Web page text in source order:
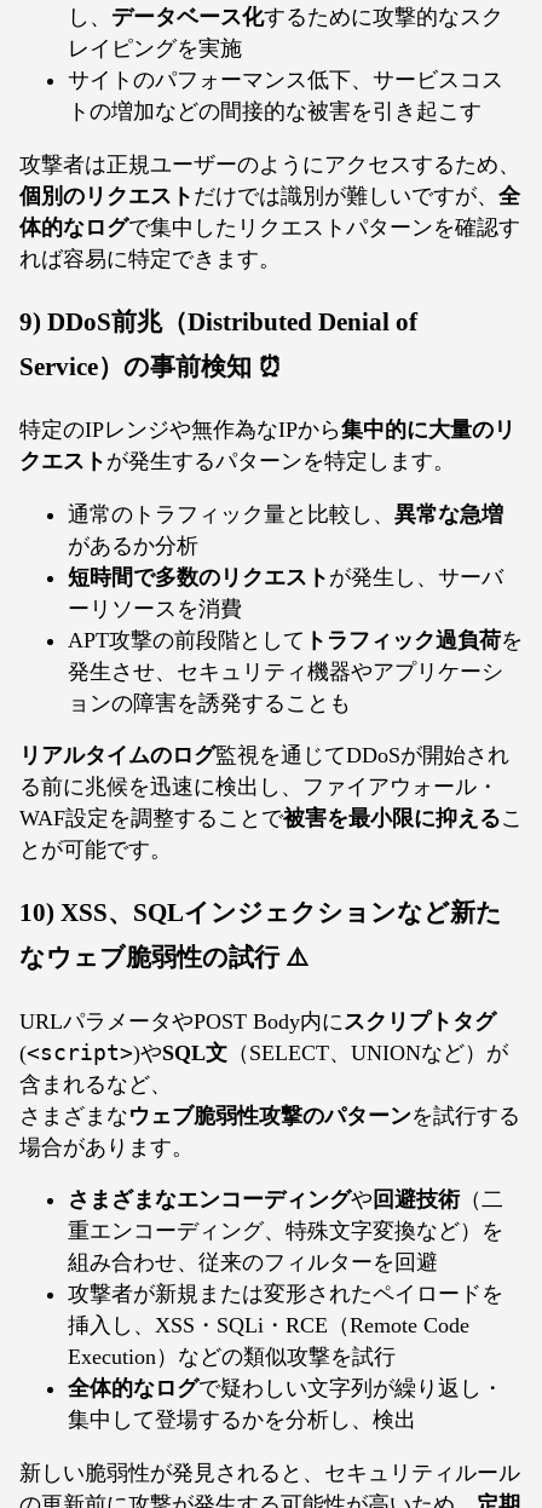
し、 データベース化するために攻撃的なスク
レイピングを実施
サイトのパフォーマンス低下、サービスコス
トの増加などの間接的な被害を引き起こす
攻撃者は正規ユーザーのようにアクセスするため、
個別のリクエスト だけでは識別が難しいですが、 全
体的なログで集中したリクエストパターンを確認す
れば容易に特定できます。
9) DDoS前兆（Distributed Denial of
Service）の事前検知 ⏰
特定のIPレンジや無作為なIPから集中的に大量のリ
クエスト が発生するパターンを特定します。
通常のトラフィック量と比較し、 異常な急増
があるか分析
短時間で多数のリクエスト が発生し、サーバ
ーリソースを消費
APT攻撃の前段階として トラフィック過負荷を
発生させ、セキュリティ機器やアプリケーシ
ョンの障害を誘発することも
リアルタイムのログ監視を通じてDDoSが開始され
る前に兆候を迅速に検出し、ファイアウォール・
WAF設定を調整することで被害を最小限に抑えるこ
とが可能です。
10) XSS、SQLインジェクションなど新た
なウェブ脆弱性の試行 ⚠️
URLパラメータやPOST Body内に スクリプトタグ
(<script>)やSQL文 （SELECT、UNIONなど）が
含まれるなど、
さまざまなウェブ脆弱性攻撃のパターンを試行する
場合があります。
さまざまなエンコーディングや 回避技術 （二
重エンコーディング、特殊文字変換など）を
組み合わせ、従来のフィルターを回避
攻撃者が新規または変形されたペイロードを
挿入し、XSS・SQLi・RCE（Remote Code
Execution）などの類似攻撃を試行
全体的なログで疑わしい文字列が繰り返し・
集中して登場するかを分析し、検出
新しい脆弱性が発見されると、セキュリティルール